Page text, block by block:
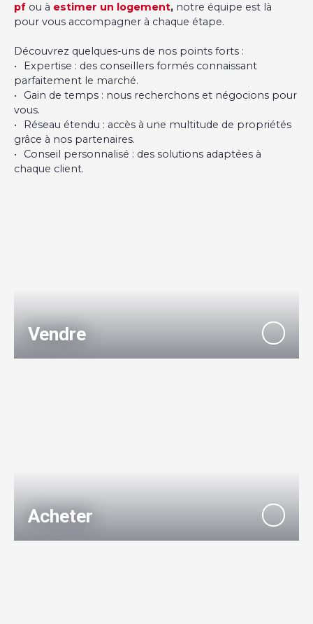
pf ou à estimer un logement, notre équipe est là
pour vous accompagner à chaque étape.
Découvrez quelques-uns de nos points forts :
Expertise : des conseillers formés connaissant
parfaitement le marché.
Gain de temps : nous recherchons et négocions pour
vous.
Réseau étendu : accès à une multitude de propriétés
grâce à nos partenaires.
Conseil personnalisé : des solutions adaptées à
chaque client.
Vendre
Acheter